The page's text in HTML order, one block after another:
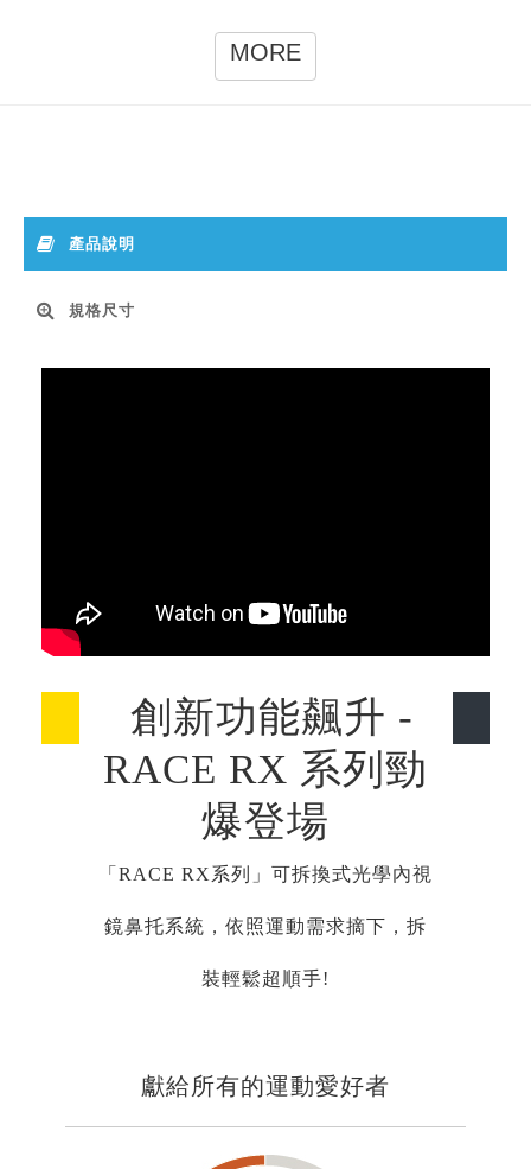
MORE
產品說明
規格尺寸
創新功能飆升 -
RACE RX 系列勁
爆登場
「RACE RX系列」可拆換式光學內視
鏡鼻托系統，依照運動需求摘下，拆
裝輕鬆超順手!
獻給所有的運動愛好者